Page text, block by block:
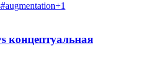
#augmentation+1
концептуальная